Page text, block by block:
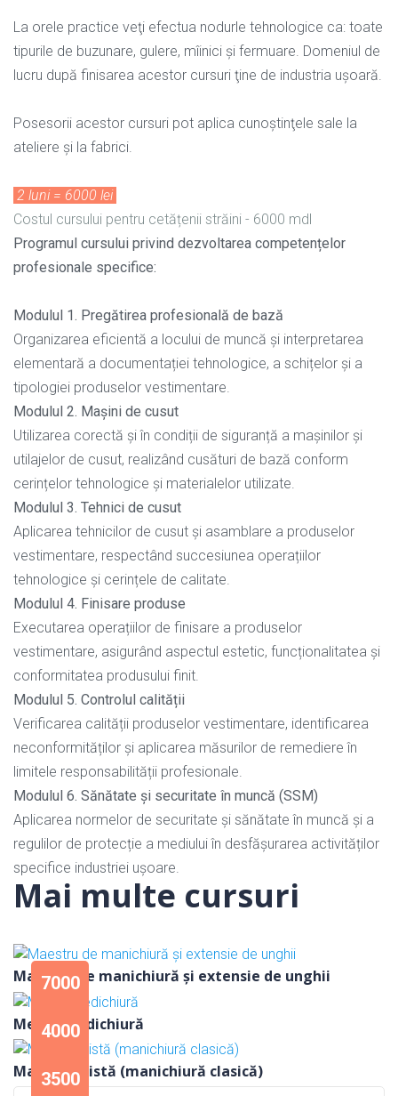
La orele practice veţi efectua nodurle tehnologice ca: toate
tipurile de buzunare, gulere, mîinici şi fermuare. Domeniul de
lucru după finisarea acestor cursuri ţine de industria uşoară.
Posesorii acestor cursuri pot aplica cunoştinţele sale la
ateliere şi la fabrici.
2 luni = 6000 lei
Costul cursului pentru cetățenii străini - 6000 mdl
Programul cursului privind dezvoltarea competențelor
profesionale specifice:
Modulul 1. Pregătirea profesională de bază
Organizarea eficientă a locului de muncă și interpretarea
elementară a documentației tehnologice, a schițelor și a
tipologiei produselor vestimentare.
Modulul 2. Mașini de cusut
Utilizarea corectă și în condiții de siguranță a mașinilor și
utilajelor de cusut, realizând cusături de bază conform
cerințelor tehnologice și materialelor utilizate.
Modulul 3. Tehnici de cusut
Aplicarea tehnicilor de cusut și asamblare a produselor
vestimentare, respectând succesiunea operațiilor
tehnologice și cerințele de calitate.
Modulul 4. Finisare produse
Executarea operațiilor de finisare a produselor
vestimentare, asigurând aspectul estetic, funcționalitatea și
conformitatea produsului finit.
Modulul 5. Controlul calității
Verificarea calității produselor vestimentare, identificarea
neconformităților și aplicarea măsurilor de remediere în
limitele responsabilității profesionale.
Modulul 6. Sănătate și securitate în muncă (SSM)
Aplicarea normelor de securitate și sănătate în muncă și a
regulilor de protecție a mediului în desfășurarea activităților
specifice industriei ușoare.
Mai multe cursuri
7000
mdl
Maestru de manichiură și extensie de unghii
4000
mdl
Meșter pedichiură
3500
Manichiuiristă (manichiură clasică)